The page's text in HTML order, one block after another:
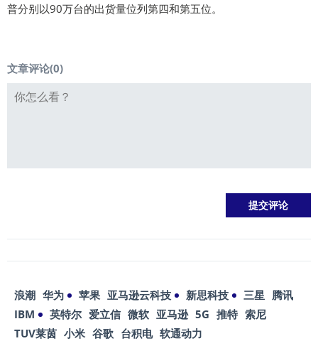
普分别以90万台的出货量位列第四和第五位。
文章评论(0)
浪潮 华为 苹果 亚马逊云科技 新思科技 三星 腾讯
IBM
英特尔 爱立信 微软 亚马逊 5G 推特 索尼
TUV莱茵 小米 谷歌 台积电 软通动力